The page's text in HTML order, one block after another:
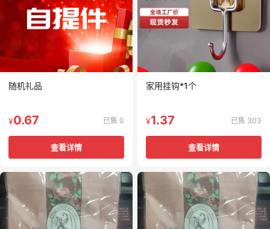
随机礼品
¥0.67 已售 0
查看详情
家用挂钩*1个
¥1.37 已售 303
查看详情